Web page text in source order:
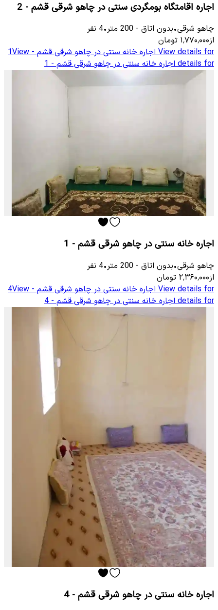
اجاره اقامتگاه بومگردی سنتی در چاهو شرقی قشم - 2
چاهو شرقی•بدون اتاق -
200 متر•
4 نفر
از۱٬۷۷۰٬۰۰۰ تومان
View details for اجاره خانه سنتی در چاهو شرقی قشم - 1View
details for اجاره خانه سنتی در چاهو شرقی قشم - 1
اجاره خانه سنتی در چاهو شرقی قشم - 1
چاهو شرقی•بدون اتاق -
200 متر•
4 نفر
از۲٬۳۶۰٬۰۰۰ تومان
View details for اجاره خانه سنتی در چاهو شرقی قشم - 4View
details for اجاره خانه سنتی در چاهو شرقی قشم - 4
اجاره خانه سنتی در چاهو شرقی قشم - 4